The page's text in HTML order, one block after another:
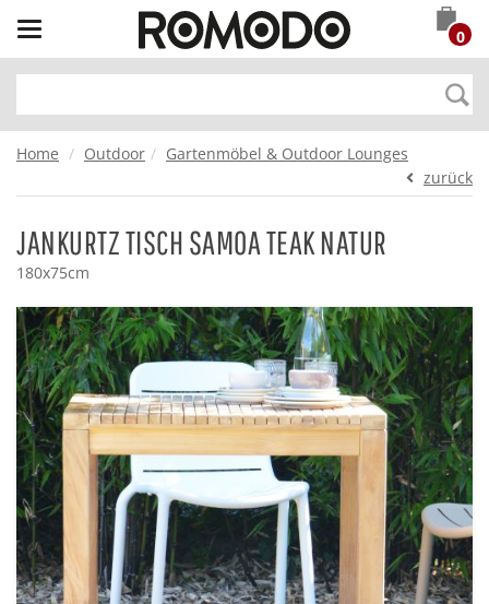
Toggle
navigation
0
Home Outdoor
Gartenmöbel & Outdoor Lounges
zurück
JANKURTZ TISCH SAMOA TEAK NATUR
180x75cm